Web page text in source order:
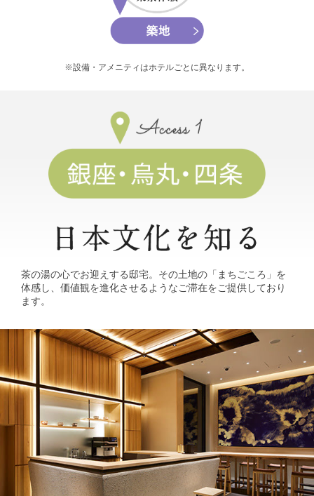
※設備・アメニティはホテルごとに異なります。
茶の湯の心でお迎えする邸宅。その土地の「まちごころ」を
体感し、価値観を進化させるようなご滞在をご提供しており
ます。